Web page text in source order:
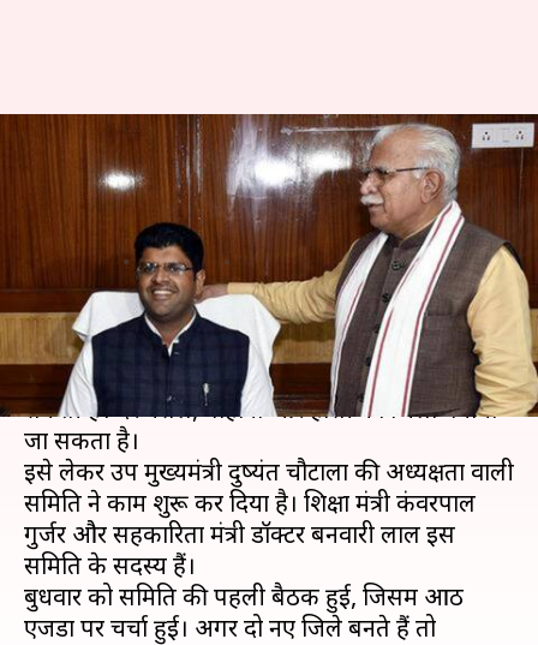
हरियाणा: हांसी और गोहाना बन
सकते हैं जिले, दुष्यंत की अध्यक्षता
वाली समिति कर रही विचार
प्रमोद कुमार Jun 04, 2020 11:42 am
क्या है खबर?
हरियाणा में जल्द ही जिलों की संख्या बढ़कर 24 हो
सकती है। दरअसल, गोहाना और हांसी को जिला बनाया
जा सकता है।
इसे लेकर उप मुख्यमंत्री दुष्यंत चौटाला की अध्यक्षता वाली
समिति ने काम शुरू कर दिया है। शिक्षा मंत्री कंवरपाल
गुर्जर और सहकारिता मंत्री डॉक्टर बनवारी लाल इस
समिति के सदस्य हैं।
बुधवार को समिति की पहली बैठक हुई, जिसमें आठ
एजेंडों पर चर्चा हुई। अगर दो नए जिले बनते हैं तो